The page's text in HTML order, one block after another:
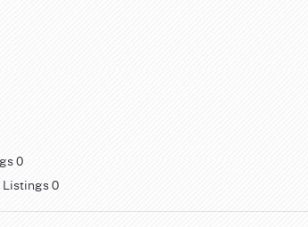
0
Listings0